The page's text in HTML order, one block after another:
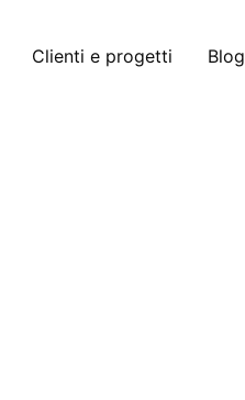
Clienti e progetti Blog